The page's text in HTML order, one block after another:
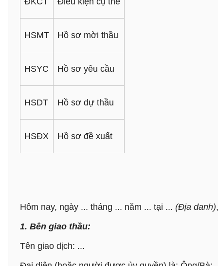
HSMT Hồ sơ mời thầu
HSYC Hồ sơ yêu cầu
HSDT Hồ sơ dự thầu
HSĐX Hồ sơ đề xuất
Hôm nay, ngày ... tháng ... năm ... tại ... (Địa danh)
1. Bên giao thầu:
Tên giao dịch: ...